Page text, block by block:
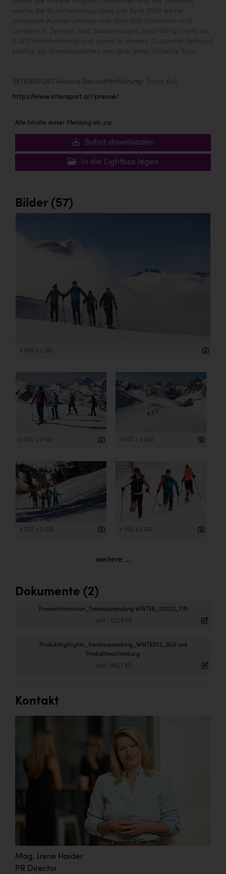
https://www.intersport.at/presse/
Alle Inhalte dieser Meldung als .zip:
Sofort downloaden
In die Lightbox legen
Bilder (57)
4 000 x 2 667
4 000 x 2 667 4 000 x 2 664
4 000 x 2 668 4 000 x 2 667
weitere ...
Dokumente (2)
Presseinformation_Trendaussendung WINTER_112022_FIN
.pdf 623,8 KB
Produkthighlights_Trendaussendung_WINTER22_Bild und
Produktbeschreibung
.pdf 965,7 KB
Kontakt
Mag. Irene Haider
PR Director